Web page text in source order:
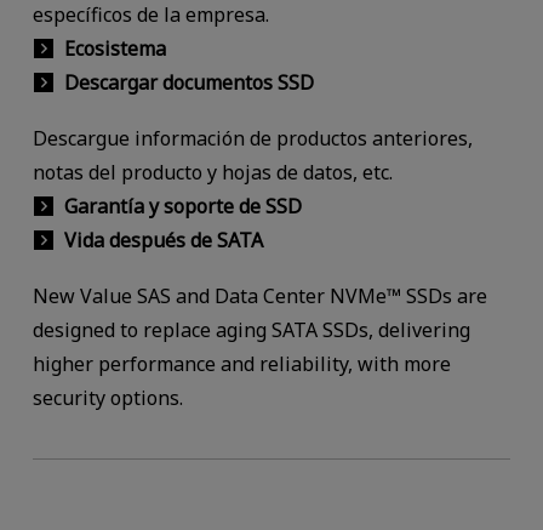
específicos de la empresa.
Ecosistema
Descargar documentos SSD
Descargue información de productos anteriores,
notas del producto y hojas de datos, etc.
Garantía y soporte de SSD
Vida después de SATA
New Value SAS and Data Center NVMe™ SSDs are
designed to replace aging SATA SSDs, delivering
higher performance and reliability, with more
security options.